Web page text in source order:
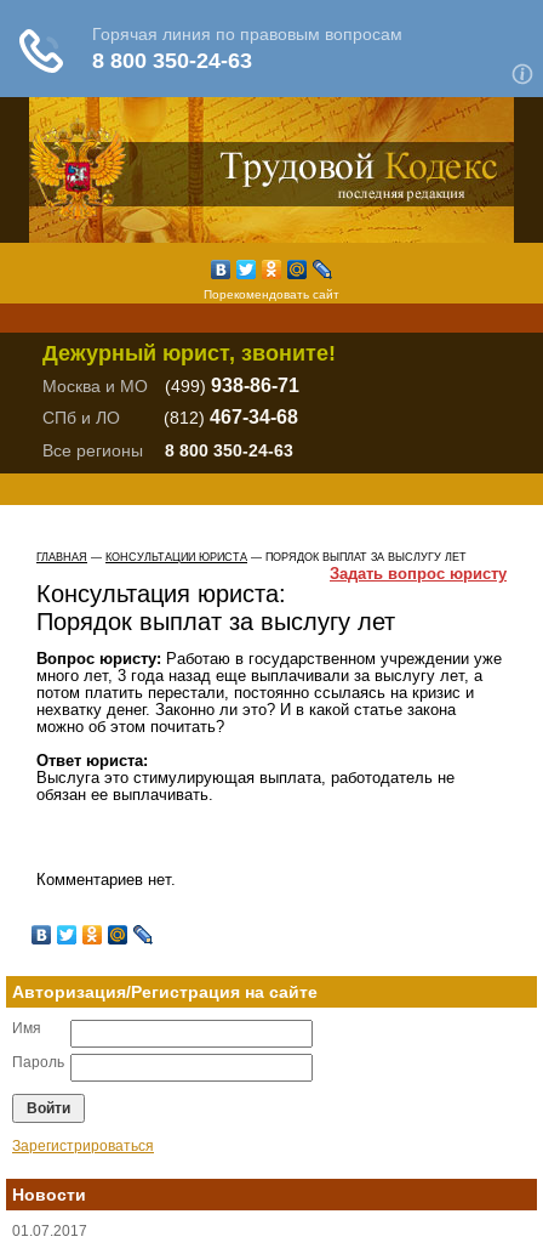
Порекомендовать сайт
Дежурный юрист, звоните!
Москва и МО (499) 938-86-71
СПб и ЛО (812) 467-34-68
Все регионы 8 800 350-24-63
ГЛАВНАЯ — КОНСУЛЬТАЦИИ ЮРИСТА — ПОРЯДОК ВЫПЛАТ ЗА ВЫСЛУГУ ЛЕТ
Задать вопрос юристу
Консультация юриста:
Порядок выплат за выслугу лет
Вопрос юристу: Работаю в государственном учреждении уже
много лет, 3 года назад еще выплачивали за выслугу лет, а
потом платить перестали, постоянно ссылаясь на кризис и
нехватку денег. Законно ли это? И в какой статье закона
можно об этом почитать?
Ответ юриста:
Выслуга это стимулирующая выплата, работодатель не
обязан ее выплачивать.
Комментариев нет.
Авторизация/Регистрация на сайте
Имя
Пароль
Зарегистрироваться
Новости
01.07.2017